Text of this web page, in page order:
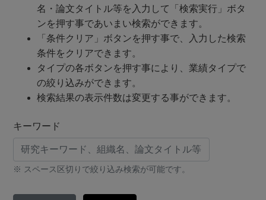
名・論文タイトル等を入力して「検索実行」ボタ
ンを押す事であいまい検索ができます。
「条件クリア」ボタンを押す事で、入力した検索
条件をクリアできます。
タイプの各ボタンを押す事により、業績タイプで
の絞り込みができます。
検索結果の表示件数は変更する事ができます。
研究業績に対する検索条件
キーワード
※ スペース区切りで絞り込み検索が可能です。